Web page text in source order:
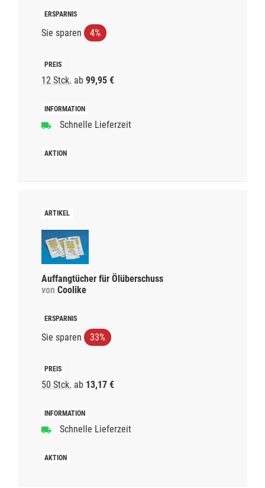
Sie sparen 4%
12 Stck. ab 99,95 €
Schnelle Lieferzeit
Auffangtücher für Ölüberschuss
von Coolike
Sie sparen 33%
50 Stck. ab 13,17 €
Schnelle Lieferzeit